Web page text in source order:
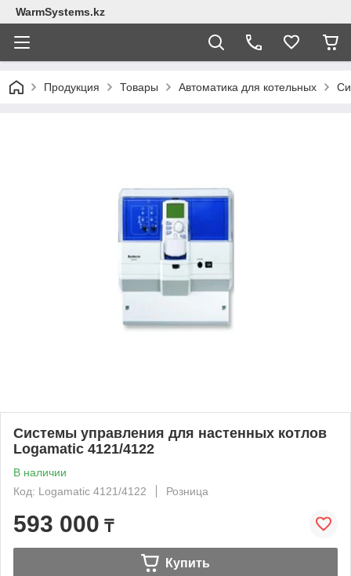
WarmSystems.kz
Продукция Товары Автоматика для котельных
Системы управления для настенных котлов
Logamatic 4121/4122
В наличии
Код: Logamatic 4121/4122
Розница
593 000 ₸
Купить